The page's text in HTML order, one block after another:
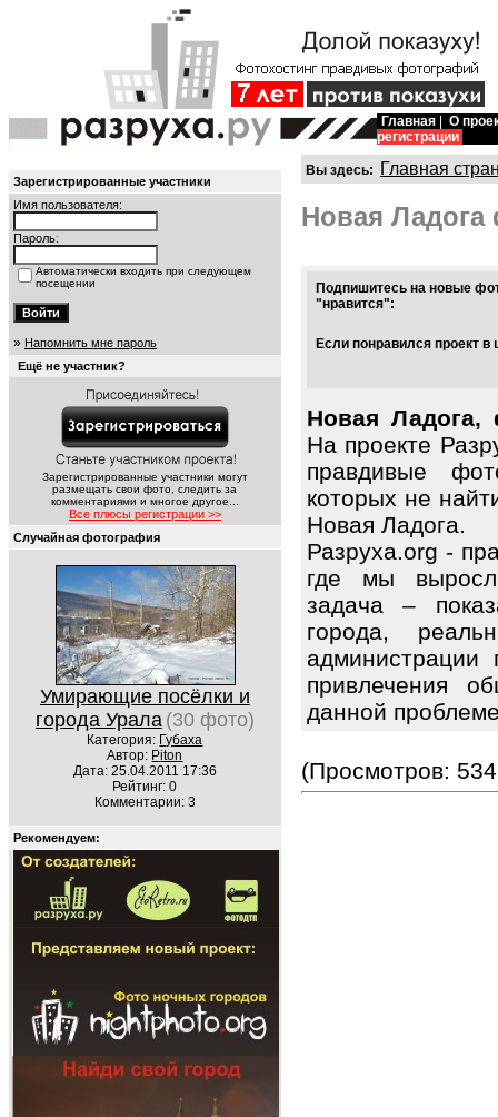
Главная
О
регистрации
Зарегистрированные участники
Имя пользователя:
Пароль:
Автоматически входить при следующем
посещении
» Напомнить мне пароль
Ещё не участник?
Зарегистрированные участники могут
размещать свои фото, следить за
комментариями и многое другое...
Все плюсы регистрации >>
Случайная фотография
Умирающие посёлки и
города Урала (30 фото)
Категория: Губаха
Автор: Piton
Дата: 25.04.2011 17:36
Рейтинг: 0
Комментарии: 3
Рекомендуем:
Вы здесь: Главная
Новая Ладога
Подпишитесь на новые
"нравится":
Если понравился проект
Новая Ладога,
На проекте
правдивые
которых не
Новая Ладога.
Разруха.org -
где мы
задача –
города,
привлечения
данной
(Просмотров: